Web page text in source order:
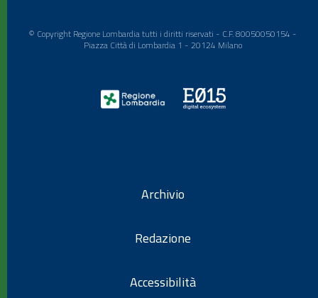
© Copyright Regione Lombardia tutti i diritti riservati - C.F. 80050050154 -
Piazza Città di Lombardia 1 - 20124 Milano
Archivio
Redazione
Accessibilità